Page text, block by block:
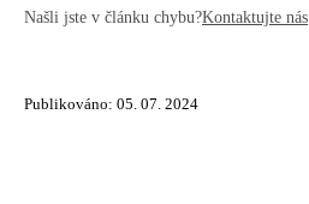
Našli jste v článku chybu?Kontaktujte nás
Publikováno: 05. 07. 2024